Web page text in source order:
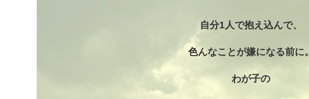
自分1人で抱え込んで、
色んなことが嫌になる前に。
わが子の